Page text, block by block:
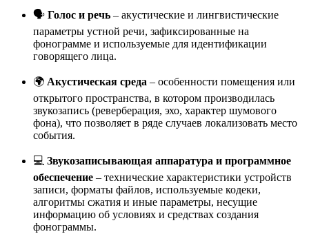
🗣️ Голос и речь – акустические и лингвистические
параметры устной речи, зафиксированные на
фонограмме и используемые для идентификации
говорящего лица.
🌍 Акустическая среда – особенности помещения или
открытого пространства, в котором производилась
звукозапись (реверберация, эхо, характер шумового
фона), что позволяет в ряде случаев локализовать место
события.
💻 Звукозаписывающая аппаратура и программное
обеспечение – технические характеристики устройств
записи, форматы файлов, используемые кодеки,
алгоритмы сжатия и иные параметры, несущие
информацию об условиях и средствах создания
фонограммы.